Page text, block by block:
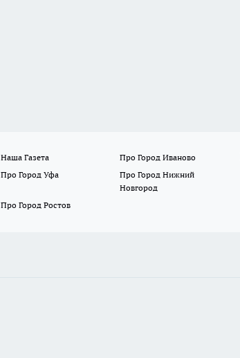
Наша Газета
Про Город Иваново
Про Город Уфа
Про Город Нижний
Новгород
Про Город Ростов